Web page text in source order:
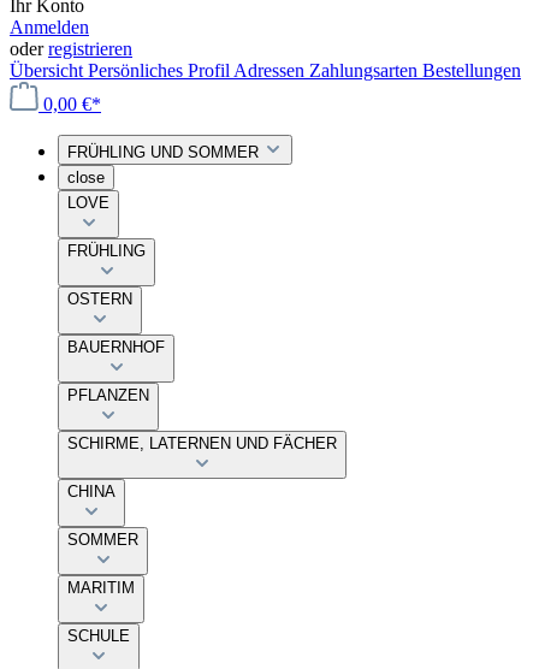
Ihr Konto
Anmelden
oderregistrieren
Übersicht Persönliches Profil Adressen Zahlungsarten Bestellungen
0,00 €*
FRÜHLING UND SOMMER
close
LOVE
FRÜHLING
OSTERN
BAUERNHOF
PFLANZEN
SCHIRME, LATERNEN UND FÄCHER
CHINA
SOMMER
MARITIM
SCHULE